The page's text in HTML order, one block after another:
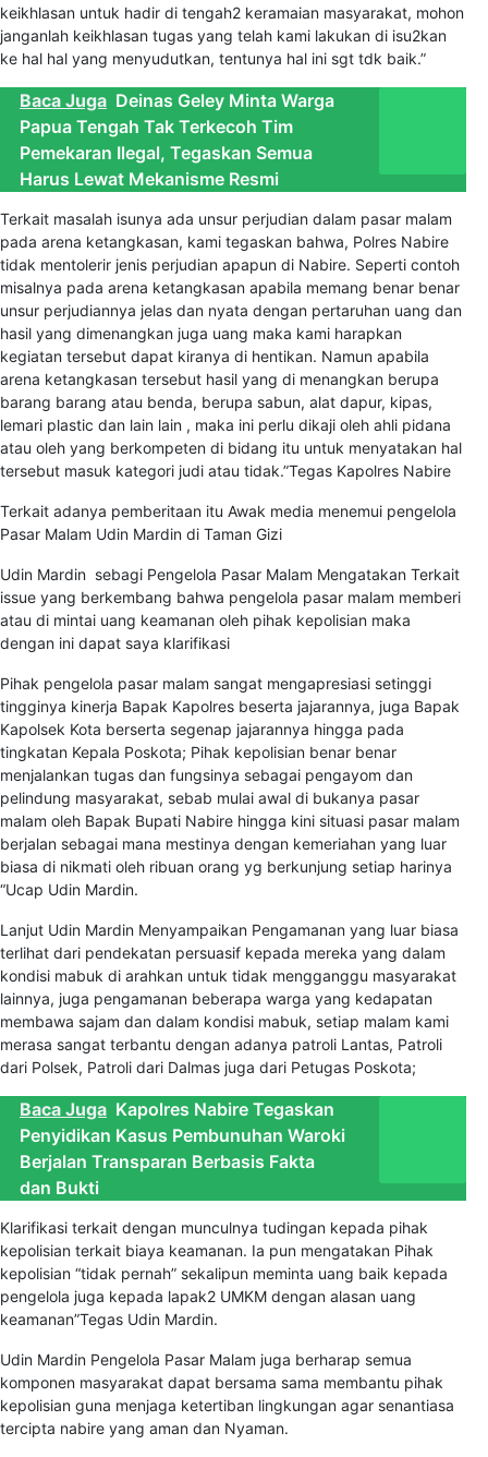
keikhlasan untuk hadir di tengah2 keramaian masyarakat, mohon
janganlah keikhlasan tugas yang telah kami lakukan di isu2kan
ke hal hal yang menyudutkan, tentunya hal ini sgt tdk baik.”
Baca Juga Deinas Geley Minta Warga
Papua Tengah Tak Terkecoh Tim
Pemekaran Ilegal, Tegaskan Semua
Harus Lewat Mekanisme Resmi
Terkait masalah isunya ada unsur perjudian dalam pasar malam
pada arena ketangkasan, kami tegaskan bahwa, Polres Nabire
tidak mentolerir jenis perjudian apapun di Nabire. Seperti contoh
misalnya pada arena ketangkasan apabila memang benar benar
unsur perjudiannya jelas dan nyata dengan pertaruhan uang dan
hasil yang dimenangkan juga uang maka kami harapkan
kegiatan tersebut dapat kiranya di hentikan. Namun apabila
arena ketangkasan tersebut hasil yang di menangkan berupa
barang barang atau benda, berupa sabun, alat dapur, kipas,
lemari plastic dan lain lain , maka ini perlu dikaji oleh ahli pidana
atau oleh yang berkompeten di bidang itu untuk menyatakan hal
tersebut masuk kategori judi atau tidak.”Tegas Kapolres Nabire
Terkait adanya pemberitaan itu Awak media menemui pengelola
Pasar Malam Udin Mardin di Taman Gizi
Udin Mardin sebagi Pengelola Pasar Malam Mengatakan Terkait
issue yang berkembang bahwa pengelola pasar malam memberi
atau di mintai uang keamanan oleh pihak kepolisian maka
dengan ini dapat saya klarifikasi
Pihak pengelola pasar malam sangat mengapresiasi setinggi
tingginya kinerja Bapak Kapolres beserta jajarannya, juga Bapak
Kapolsek Kota berserta segenap jajarannya hingga pada
tingkatan Kepala Poskota; Pihak kepolisian benar benar
menjalankan tugas dan fungsinya sebagai pengayom dan
pelindung masyarakat, sebab mulai awal di bukanya pasar
malam oleh Bapak Bupati Nabire hingga kini situasi pasar malam
berjalan sebagai mana mestinya dengan kemeriahan yang luar
biasa di nikmati oleh ribuan orang yg berkunjung setiap harinya
“Ucap Udin Mardin.
Lanjut Udin Mardin Menyampaikan Pengamanan yang luar biasa
terlihat dari pendekatan persuasif kepada mereka yang dalam
kondisi mabuk di arahkan untuk tidak mengganggu masyarakat
lainnya, juga pengamanan beberapa warga yang kedapatan
membawa sajam dan dalam kondisi mabuk, setiap malam kami
merasa sangat terbantu dengan adanya patroli Lantas, Patroli
dari Polsek, Patroli dari Dalmas juga dari Petugas Poskota;
Baca Juga Kapolres Nabire Tegaskan
Penyidikan Kasus Pembunuhan Waroki
Berjalan Transparan Berbasis Fakta
dan Bukti
Klarifikasi terkait dengan munculnya tudingan kepada pihak
kepolisian terkait biaya keamanan. Ia pun mengatakan Pihak
kepolisian “tidak pernah” sekalipun meminta uang baik kepada
pengelola juga kepada lapak2 UMKM dengan alasan uang
keamanan”Tegas Udin Mardin.
Udin Mardin Pengelola Pasar Malam juga berharap semua
komponen masyarakat dapat bersama sama membantu pihak
kepolisian guna menjaga ketertiban lingkungan agar senantiasa
tercipta nabire yang aman dan Nyaman.